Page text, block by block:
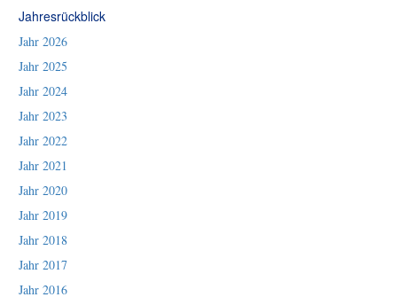
Jahresrückblick
Jahr 2026
Jahr 2025
Jahr 2024
Jahr 2023
Jahr 2022
Jahr 2021
Jahr 2020
Jahr 2019
Jahr 2018
Jahr 2017
Jahr 2016